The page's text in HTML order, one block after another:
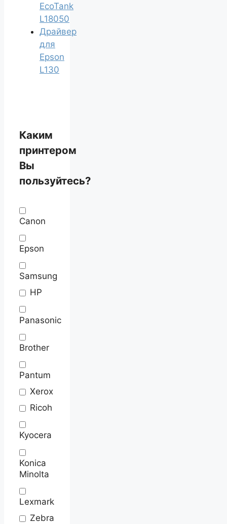
EcoTank
L18050
Драйвер
для
Epson
L130
Каким
принтером
Вы
пользуйтесь?
Canon
Epson
Samsung
HP
Panasonic
Brother
Pantum
Xerox
Ricoh
Kyocera
Konica
Minolta
Lexmark
Zebra